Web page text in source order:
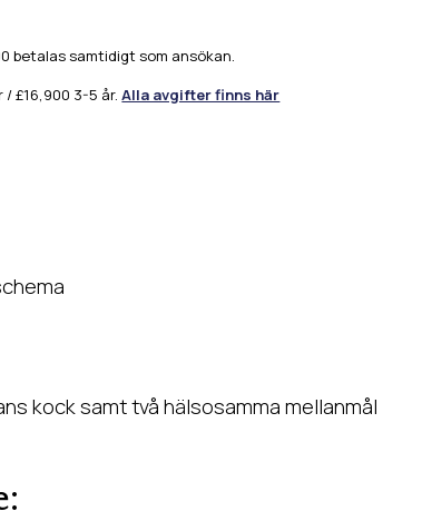
betalas samtidigt som ansökan.
/ £16,900 3-5 år.Alla avgifter finns här
kock samt två hälsosamma mellanmål